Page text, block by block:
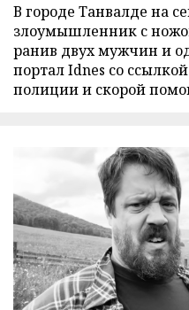
В городе Танвалде на
злоумышленник с
ранив двух мужчин и
портал Idnes со
полиции и скорой